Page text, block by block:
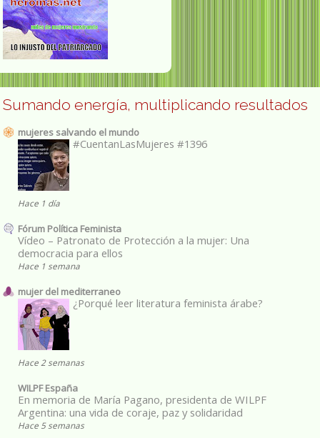
Sumando energía, multiplicando resultados
mujeres salvando el mundo
#CuentanLasMujeres #1396
Hace 1 día
Fórum Política Feminista
Vídeo – Patronato de Protección a la mujer: Una
democracia para ellos
Hace 1 semana
mujer del mediterraneo
¿Porqué leer literatura feminista árabe?
Hace 2 semanas
WILPF España
En memoria de María Pagano, presidenta de WILPF
Argentina: una vida de coraje, paz y solidaridad
Hace 5 semanas